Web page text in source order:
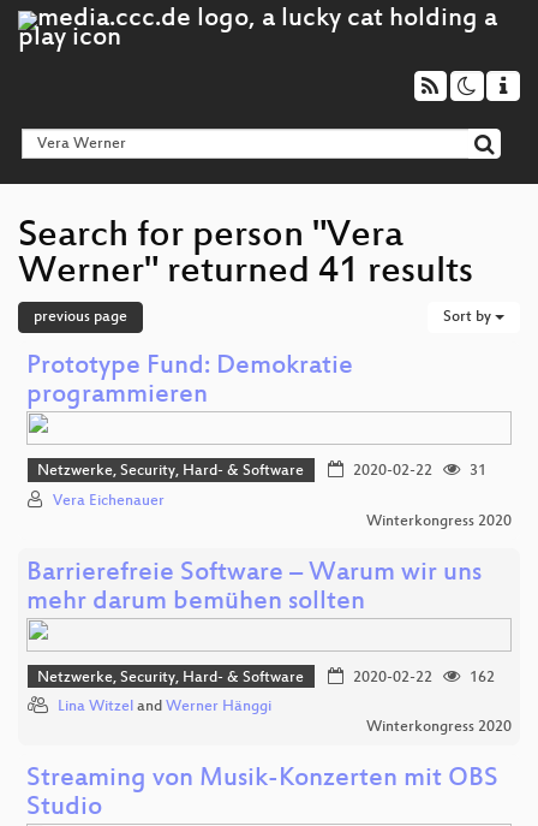
Search for person "Vera
Werner" returned 41 results
previous page Sort by
Prototype Fund: Demokratie
programmieren
Netzwerke, Security, Hard- & Software 2020-02-22
31
Vera Eichenauer
Winterkongress 2020
Barrierefreie Software – Warum wir uns
mehr darum bemühen sollten
Netzwerke, Security, Hard- & Software 2020-02-22
162
Lina Witzel and Werner Hänggi
Winterkongress 2020
Streaming von Musik-Konzerten mit OBS
Studio